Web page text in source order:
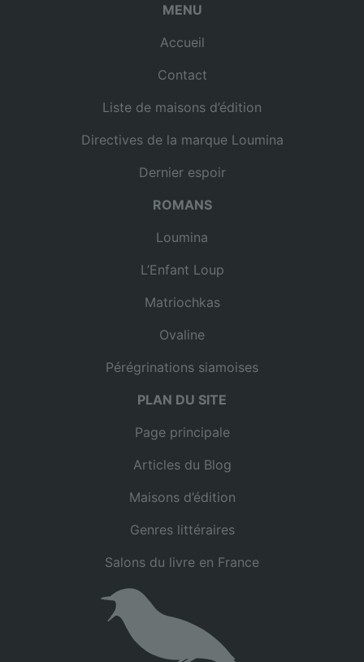
MENU
Accueil
Contact
Liste de maisons d’édition
Directives de la marque Loumina
Dernier espoir
ROMANS
Loumina
L’Enfant Loup
Matriochkas
Ovaline
Pérégrinations siamoises
PLAN DU SITE
Page principale
Articles du Blog
Maisons d’édition
Genres littéraires
Salons du livre en France